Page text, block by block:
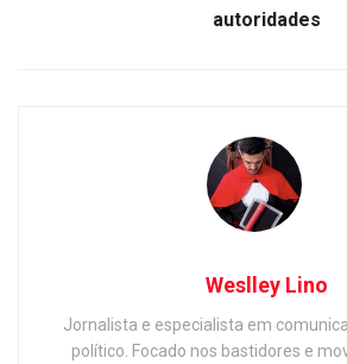
autoridades
Weslley Lino
Jornalista e especialista em
político. Focado nos bastidores e